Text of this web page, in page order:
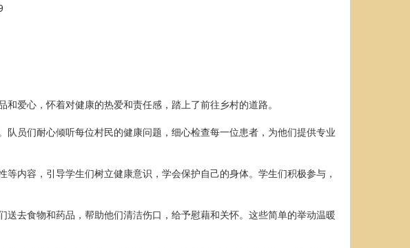
爱心，怀着对健康的热爱和责任感，踏上了前往乡村的道路。
员们耐心倾听每位村民的健康问题，细心检查每一位患者，为他们提供专业
内容，引导学生们树立健康意识，学会保护自己的身体。学生们积极参与，
去食物和药品，帮助他们清洁伤口，给予慰藉和关怀。这些简单的举动温暖